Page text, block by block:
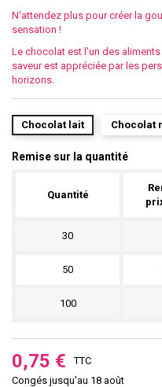
N'attendez plus pour créer la
sensation !
Le chocolat est l'un des
saveur est appréciée par les
horizons.
Chocolat lait Chocolat
Remise sur la quantité
Quantité
30
50
100
0,75 €
TTC
Congés jusqu'au 18 août